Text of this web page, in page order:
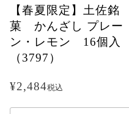
【春夏限定】土佐銘
菓 かんざし プレー
ン・レモン 16個入
（3797）
¥2,484税込